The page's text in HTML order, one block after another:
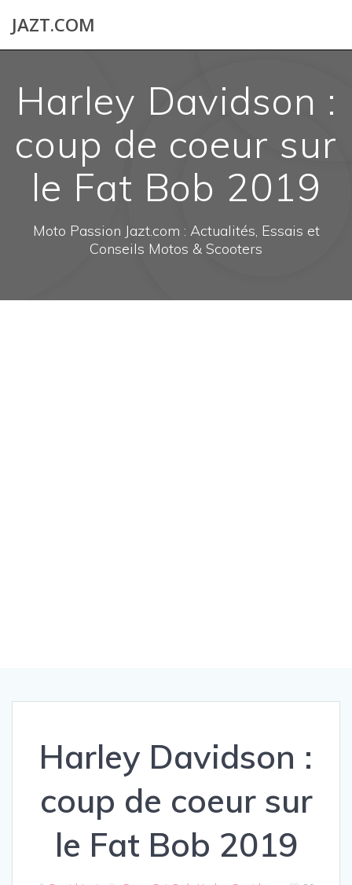
JAZT.COM
Harley Davidson :
coup de coeur sur
le Fat Bob 2019
Moto Passion Jazt.com : Actualités, Essais et
Conseils Motos & Scooters
Harley Davidson :
coup de coeur sur
le Fat Bob 2019